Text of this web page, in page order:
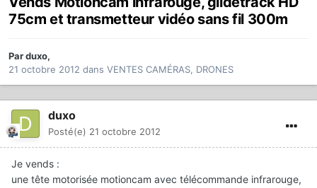
75cm et transmetteur vidéo sans fil 300m
Parduxo,
21 octobre 2012 dans VENTES CAMÉRAS, DRONES
duxo
Posté(e) 21 octobre 2012
Je vends :
une tête motorisée motioncam avec télécommande infrarouge,